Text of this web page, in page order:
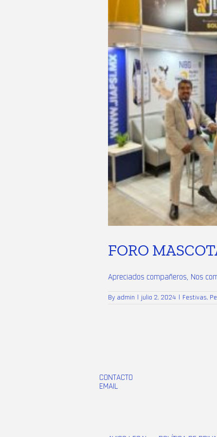
FORO
Apreciados compañeros, Nos
By admin julio 2, 2024 Festivas,
CONTACTO
EMAIL